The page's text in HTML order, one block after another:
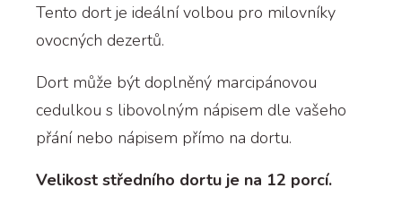
Tento dort je ideální volbou pro milovníky
ovocných dezertů.
Dort může být doplněný marcipánovou
cedulkou s libovolným nápisem dle vašeho
přání nebo nápisem přímo na dortu.
Velikost středního dortu je na 12 porcí.